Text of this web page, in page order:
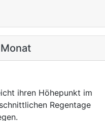
ihren Höhepunkt im
Regentage